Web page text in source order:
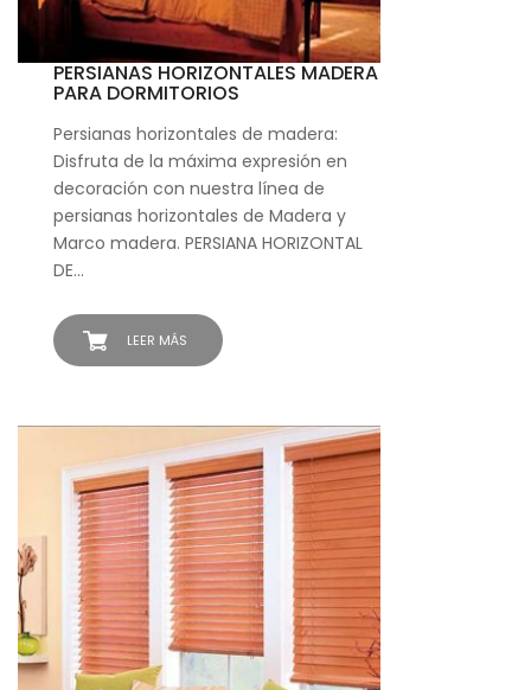
LEER MÁS
PERSIANAS HORIZONTALES MADERA
PARA DORMITORIOS
Persianas horizontales de madera:
Disfruta de la máxima expresión en
decoración con nuestra línea de
persianas horizontales de Madera y
Marco madera. PERSIANA HORIZONTAL
DE…